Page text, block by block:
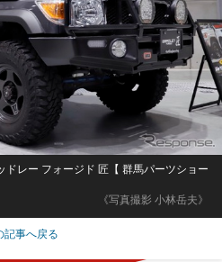
《写真撮影 小林岳夫》
ドレー フォージド 匠【 群馬パーツショー
記事へ戻る